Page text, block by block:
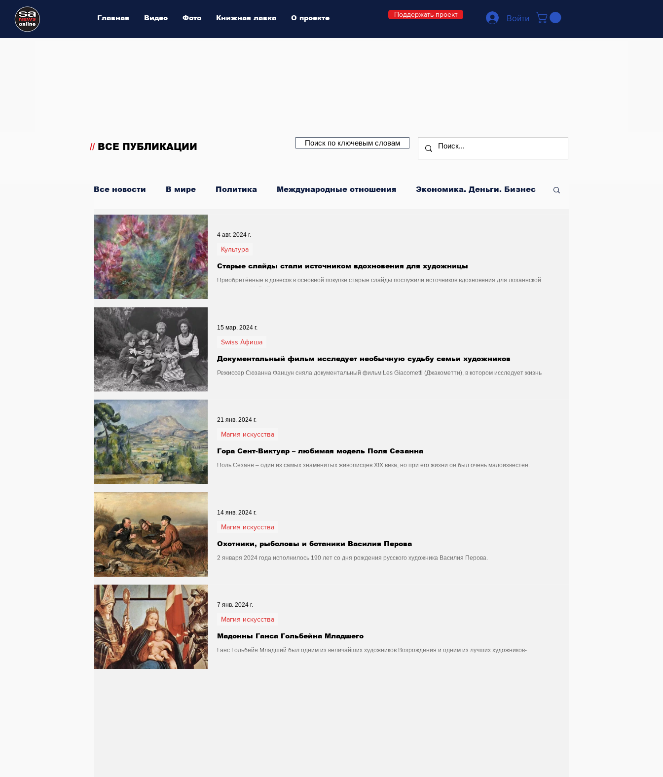
// ВСЕ ПУБЛИКАЦИИ Поиск по ключевым словам
Все новости В мире Политика Международные отношения Экономика. Деньги. Бизнес
Общество Армия
Транспорт Культура Магия искусства Swiss Афиша Стиль Стильный четверг
Природа - Климат
Афиша - Выставки - Музеи Афиша - Театр - Опера - Шоу
Афиша - Классическая музыка
Недвижимость
Старые слайды стали источником вдохновения для художницы
Приобретённые в довесок в основной покупке старые слайды послужили источников вдохновения для лозаннской
художницы Майи Роша.
Культура
4 авг. 2024 г.
Документальный фильм исследует необычную судьбу семьи художников
Режиссер Сюзанна Фанцун сняла документальный фильм Les Giacometti (Джакометти), в котором исследует жизнь
Swiss Афиша
15 мар. 2024 г.
Гора Сент-Виктуар – любимая модель Поля Сезанна
Поль Сезанн – один из самых знаменитых живописцев XIX века, но при его жизни он был очень малоизвестен.
Магия искусства
21 янв. 2024 г.
Охотники, рыболовы и ботаники Василия Перова
2 января 2024 года исполнилось 190 лет со дня рождения русского художника Василия Перова.
Магия искусства
14 янв. 2024 г.
Мадонны Ганса Гольбейна Младшего
Ганс Гольбейн Младший был одним из величайших художников Возрождения и одним из лучших художников-
портретистов XVI века.
Магия искусства
7 янв. 2024 г.
Главная Видео Фото Книжная лавка О проекте Поддержать проект Войти